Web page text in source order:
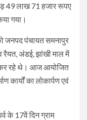
49 लाख 71 हजार रूपए
गया।
जनपद पंचायत समनापुर
रैयत, अंडई, झांखी माल में
कर रहे थे। आज आयोजित
कार्यों का लोकार्पण एवं
के 17वें दिन ग्राम